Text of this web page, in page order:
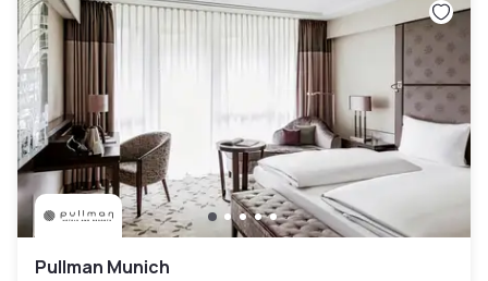
Pullman Munich